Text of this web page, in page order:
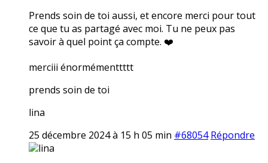
Prends soin de toi aussi, et encore merci pour tout
ce que tu as partagé avec moi. Tu ne peux pas
savoir à quel point ça compte. ❤️
merciii énormémenttttt
prends soin de toi
lina
25 décembre 2024 à 15 h 05 min #68054 Répondre
lina